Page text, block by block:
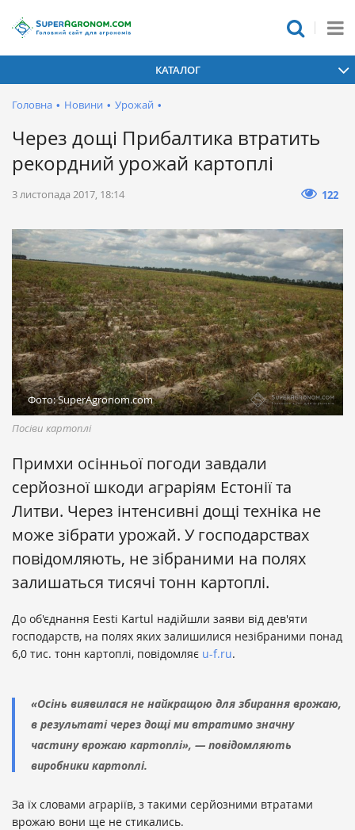
КАТАЛОГ
Головна • Новини • Урожай •
Через дощі Прибалтика втратить
рекордний урожай картоплі
3 листопада 2017, 18:14 122
Фото: SuperAgronom.com
Посіви картоплі
Примхи осінньої погоди завдали
серйозної шкоди аграріям Естонії та
Литви. Через інтенсивні дощі техніка не
може зібрати урожай. У господарствах
повідомляють, не зібраними на полях
залишаться тисячі тонн картоплі.
До об'єднання Eesti Kartul надійшли заяви від дев'яти
господарств, на полях яких залишилися незібраними понад
6,0 тис. тонн картоплі, повідомляє u-f.ru.
«Осінь виявилася не найкращою для збирання врожаю,
в результаті через дощі ми втратимо значну
частину врожаю картоплі», — повідомляють
виробники картоплі.
За їх словами аграріїв, з такими серйозними втратами
врожаю вони ще не стикались.